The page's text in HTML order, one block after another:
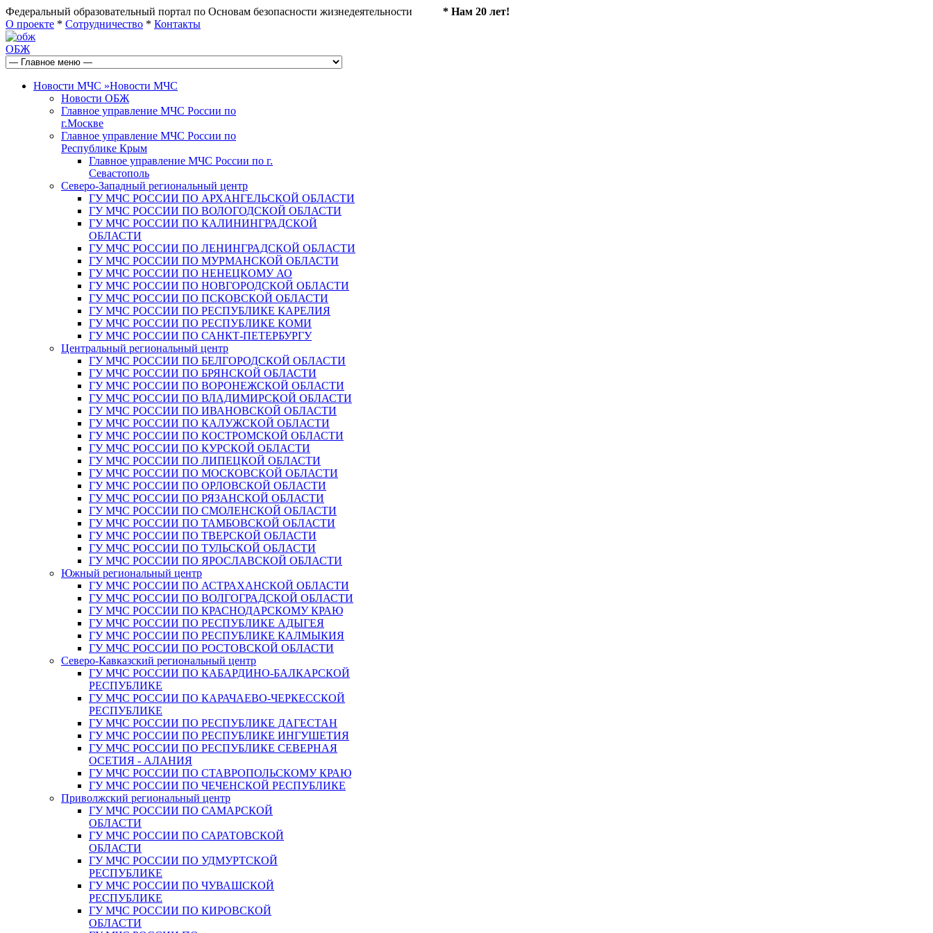
Федеральный образовательный портал по Основам безопасности жизнедеятельности * Нам 20 лет!
О проекте * Сотрудничество * Контакты
ОБЖ
Новости МЧС »Новости МЧС
Новости ОБЖ
Главное управление МЧС России по
г.Москве
Главное управление МЧС России по
Республике Крым
Главное управление МЧС России по г.
Севастополь
Северо-Западный региональный центр
ГУ МЧС РОССИИ ПО АРХАНГЕЛЬСКОЙ ОБЛАСТИ
ГУ МЧС РОССИИ ПО ВОЛОГОДСКОЙ ОБЛАСТИ
ГУ МЧС РОССИИ ПО КАЛИНИНГРАДСКОЙ
ОБЛАСТИ
ГУ МЧС РОССИИ ПО ЛЕНИНГРАДСКОЙ ОБЛАСТИ
ГУ МЧС РОССИИ ПО МУРМАНСКОЙ ОБЛАСТИ
ГУ МЧС РОССИИ ПО НЕНЕЦКОМУ АО
ГУ МЧС РОССИИ ПО НОВГОРОДСКОЙ ОБЛАСТИ
ГУ МЧС РОССИИ ПО ПСКОВСКОЙ ОБЛАСТИ
ГУ МЧС РОССИИ ПО РЕСПУБЛИКЕ КАРЕЛИЯ
ГУ МЧС РОССИИ ПО РЕСПУБЛИКЕ КОМИ
ГУ МЧС РОССИИ ПО САНКТ-ПЕТЕРБУРГУ
Центральный региональный центр
ГУ МЧС РОССИИ ПО БЕЛГОРОДСКОЙ ОБЛАСТИ
ГУ МЧС РОССИИ ПО БРЯНСКОЙ ОБЛАСТИ
ГУ МЧС РОССИИ ПО ВОРОНЕЖСКОЙ ОБЛАСТИ
ГУ МЧС РОССИИ ПО ВЛАДИМИРСКОЙ ОБЛАСТИ
ГУ МЧС РОССИИ ПО ИВАНОВСКОЙ ОБЛАСТИ
ГУ МЧС РОССИИ ПО КАЛУЖСКОЙ ОБЛАСТИ
ГУ МЧС РОССИИ ПО КОСТРОМСКОЙ ОБЛАСТИ
ГУ МЧС РОССИИ ПО КУРСКОЙ ОБЛАСТИ
ГУ МЧС РОССИИ ПО ЛИПЕЦКОЙ ОБЛАСТИ
ГУ МЧС РОССИИ ПО МОСКОВСКОЙ ОБЛАСТИ
ГУ МЧС РОССИИ ПО ОРЛОВСКОЙ ОБЛАСТИ
ГУ МЧС РОССИИ ПО РЯЗАНСКОЙ ОБЛАСТИ
ГУ МЧС РОССИИ ПО СМОЛЕНСКОЙ ОБЛАСТИ
ГУ МЧС РОССИИ ПО ТАМБОВСКОЙ ОБЛАСТИ
ГУ МЧС РОССИИ ПО ТВЕРСКОЙ ОБЛАСТИ
ГУ МЧС РОССИИ ПО ТУЛЬСКОЙ ОБЛАСТИ
ГУ МЧС РОССИИ ПО ЯРОСЛАВСКОЙ ОБЛАСТИ
Южный региональный центр
ГУ МЧС РОССИИ ПО АСТРАХАНСКОЙ ОБЛАСТИ
ГУ МЧС РОССИИ ПО ВОЛГОГРАДСКОЙ ОБЛАСТИ
ГУ МЧС РОССИИ ПО КРАСНОДАРСКОМУ КРАЮ
ГУ МЧС РОССИИ ПО РЕСПУБЛИКЕ АДЫГЕЯ
ГУ МЧС РОССИИ ПО РЕСПУБЛИКЕ КАЛМЫКИЯ
ГУ МЧС РОССИИ ПО РОСТОВСКОЙ ОБЛАСТИ
Северо-Кавказский региональный центр
ГУ МЧС РОССИИ ПО КАБАРДИНО-БАЛКАРСКОЙ
РЕСПУБЛИКЕ
ГУ МЧС РОССИИ ПО КАРАЧАЕВО-ЧЕРКЕССКОЙ
РЕСПУБЛИКЕ
ГУ МЧС РОССИИ ПО РЕСПУБЛИКЕ ДАГЕСТАН
ГУ МЧС РОССИИ ПО РЕСПУБЛИКЕ ИНГУШЕТИЯ
ГУ МЧС РОССИИ ПО РЕСПУБЛИКЕ СЕВЕРНАЯ
ОСЕТИЯ - АЛАНИЯ
ГУ МЧС РОССИИ ПО СТАВРОПОЛЬСКОМУ КРАЮ
ГУ МЧС РОССИИ ПО ЧЕЧЕНСКОЙ РЕСПУБЛИКЕ
Приволжский региональный центр
ГУ МЧС РОССИИ ПО САМАРСКОЙ
ОБЛАСТИ
ГУ МЧС РОССИИ ПО САРАТОВСКОЙ
ОБЛАСТИ
ГУ МЧС РОССИИ ПО УДМУРТСКОЙ
РЕСПУБЛИКЕ
ГУ МЧС РОССИИ ПО ЧУВАШСКОЙ
РЕСПУБЛИКЕ
ГУ МЧС РОССИИ ПО КИРОВСКОЙ
ОБЛАСТИ